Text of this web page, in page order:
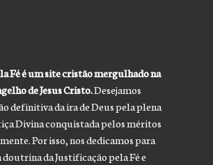
Fé é um site cristão mergulhado na
de Jesus Cristo.Desejamos
definitiva da ira de Deus pela plena
Divina conquistada pelos méritos
Por isso, nos dedicamos para
da Justificação pela Fé e